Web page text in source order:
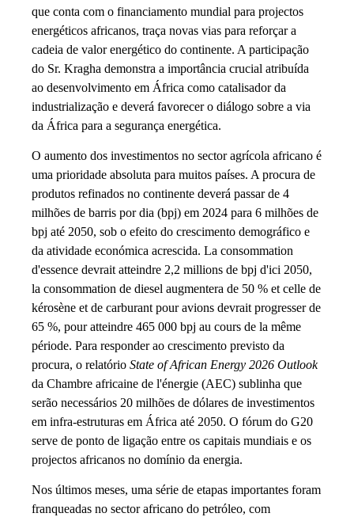
que conta com o financiamento mundial para projectos
energéticos africanos, traça novas vias para reforçar a
cadeia de valor energético do continente. A participação
do Sr. Kragha demonstra a importância crucial atribuída
ao desenvolvimento em África como catalisador da
industrialização e deverá favorecer o diálogo sobre a via
da África para a segurança energética.
O aumento dos investimentos no sector agrícola africano é
uma prioridade absoluta para muitos países. A procura de
produtos refinados no continente deverá passar de 4
milhões de barris por dia (bpj) em 2024 para 6 milhões de
bpj até 2050, sob o efeito do crescimento demográfico e
da atividade económica acrescida. La consommation
d'essence devrait atteindre 2,2 millions de bpj d'ici 2050,
la consommation de diesel augmentera de 50 % et celle de
kérosène et de carburant pour avions devrait progresser de
65 %, pour atteindre 465 000 bpj au cours de la même
période. Para responder ao crescimento previsto da
procura, o relatório State of African Energy 2026 Outlook
da Chambre africaine de l'énergie (AEC) sublinha que
serão necessários 20 milhões de dólares de investimentos
em infra-estruturas em África até 2050. O fórum do G20
serve de ponto de ligação entre os capitais mundiais e os
projectos africanos no domínio da energia.
Nos últimos meses, uma série de etapas importantes foram
franqueadas no sector africano do petróleo, com